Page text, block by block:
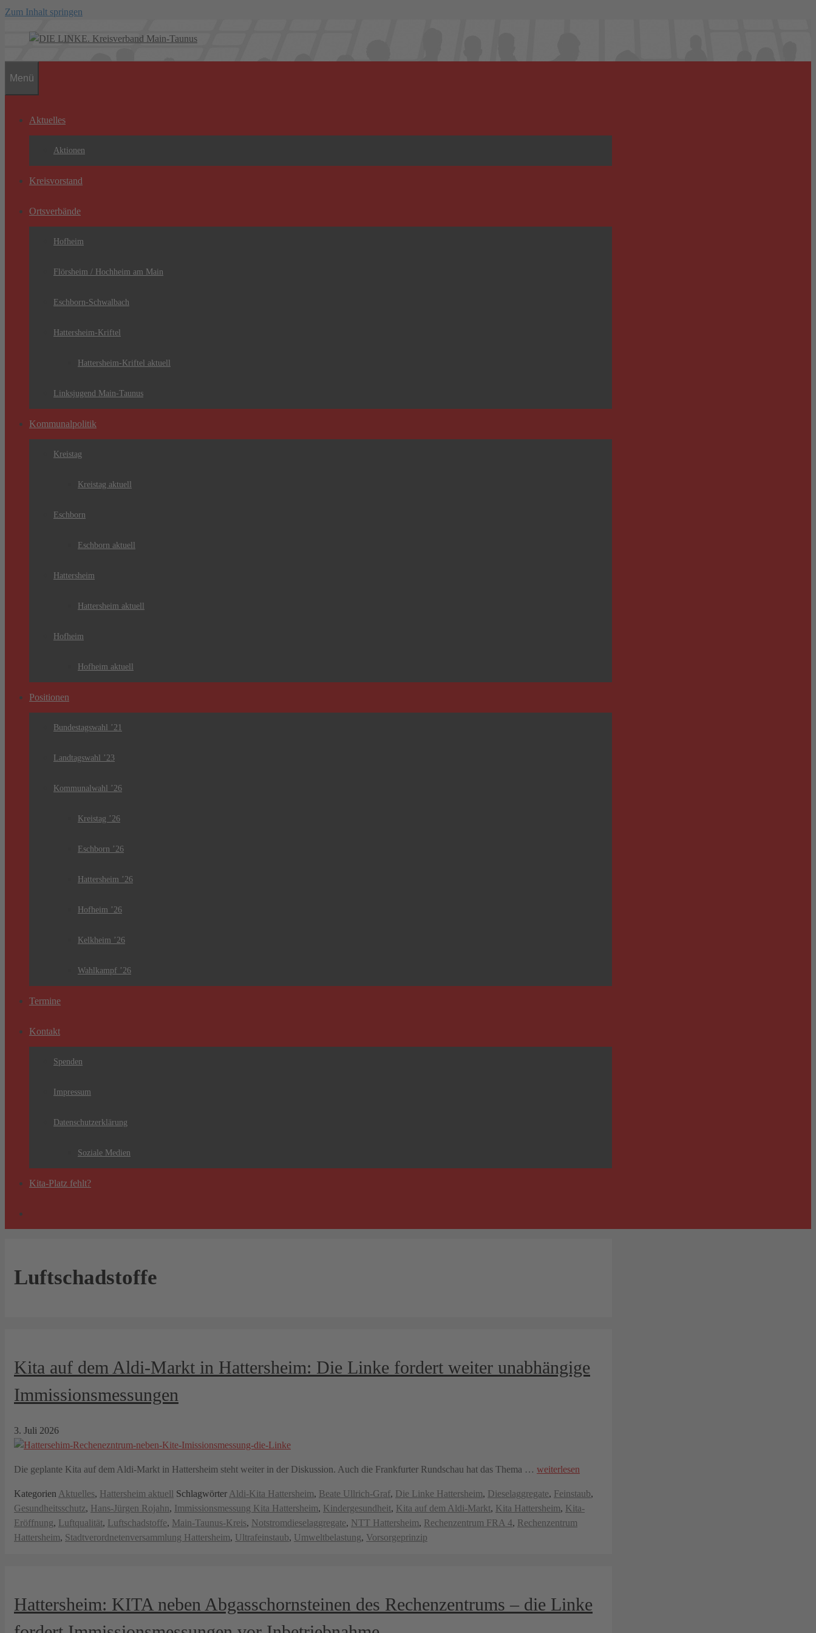
Zum Inhalt springen
Menü
Aktuelles
Aktionen
Kreisvorstand
Ortsverbände
Hofheim
Flörsheim / Hochheim am Main
Eschborn-Schwalbach
Hattersheim-Kriftel
Hattersheim-Kriftel aktuell
Linksjugend Main-Taunus
Kommunalpolitik
Kreistag
Kreistag aktuell
Eschborn
Eschborn aktuell
Hattersheim
Hattersheim aktuell
Hofheim
Hofheim aktuell
Positionen
Bundestagswahl ’21
Landtagswahl ’23
Kommunalwahl ’26
Kreistag ’26
Eschborn ’26
Hattersheim ’26
Hofheim ’26
Kelkheim ’26
Wahlkampf ’26
Termine
Kontakt
Spenden
Impressum
Datenschutzerklärung
Soziale Medien
Kita-Platz fehlt?
Luftschadstoffe
Kita auf dem Aldi-Markt in Hattersheim: Die Linke fordert weiter unabhängige
Immissionsmessungen
3. Juli 2026
Die geplante Kita auf dem Aldi-Markt in Hattersheim steht weiter in der Diskussion. Auch die Frankfurter Rundschau hat das Thema … weiterlesen
Kategorien Aktuelles, Hattersheim aktuell Schlagwörter Aldi-Kita Hattersheim, Beate Ullrich-Graf, Die Linke Hattersheim, Dieselaggregate, Feinstaub,
Gesundheitsschutz, Hans-Jürgen Rojahn, Immissionsmessung Kita Hattersheim, Kindergesundheit, Kita auf dem Aldi-Markt, Kita Hattersheim, Kita-
Eröffnung, Luftqualität, Luftschadstoffe, Main-Taunus-Kreis, Notstromdieselaggregate, NTT Hattersheim, Rechenzentrum FRA 4, Rechenzentrum
Hattersheim, Stadtverordnetenversammlung Hattersheim, Ultrafeinstaub, Umweltbelastung, Vorsorgeprinzip
Hattersheim: KITA neben Abgasschornsteinen des Rechenzentrums – die Linke